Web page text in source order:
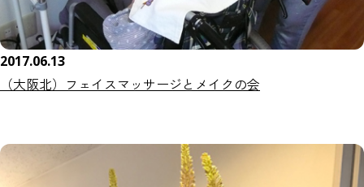
2017.06.13
（大阪北）フェイスマッサージとメイクの会